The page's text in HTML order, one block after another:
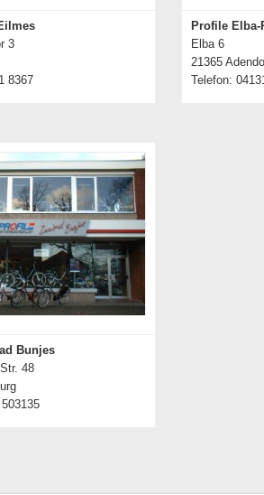
3
8367
zum Händler
Profile Elba-
Elba 6
21365
Telefon:
Bunjes
48